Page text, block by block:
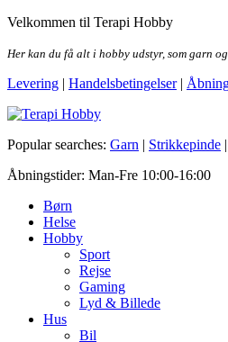
Skip
the
Velkommen til Terapi Hobby
Her kan du få alt i hobby udstyr, som garn
Levering | Handelsbetingelser|
Terapi Hobby
Popular searches: Garn | Strikkepinde |
Åbningstider: Man-Fre 10:00-16:00
Børn
Helse
Hobby
Sport
Rejse
Gaming
Lyd & Billede
Hus
Bil